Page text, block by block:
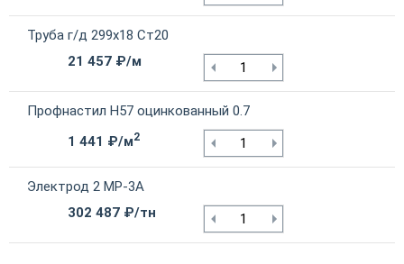
Труба г/д 299х18 Ст20
21 457 ₽/м
Профнастил Н57 оцинкованный 0.7
1 441 ₽/м2
Электрод 2 МР-3А
302 487 ₽/тн